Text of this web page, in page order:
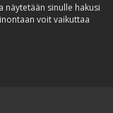
näytetään sinulle hakusi
voit vaikuttaa